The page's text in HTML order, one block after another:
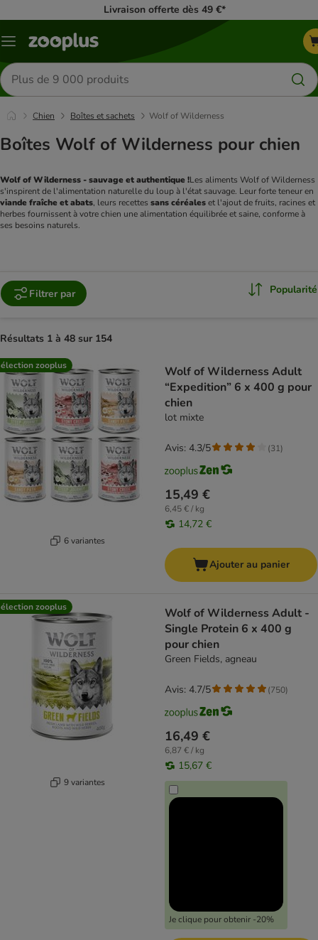
Livraison offerte dès 49 €*
Menu
Rechercher
des
produits
Chien Boîtes et sachets Wolf of Wilderness
Boîtes Wolf of Wilderness pour chien
Wolf of Wilderness - sauvage et authentique !Les aliments Wolf of Wilderness
viande fraîche et abats, leurs recettes sans céréales et l'ajout de fruits, racines et
herbes fournissent à votre chien une alimentation équilibrée et saine, conforme à
ses besoins naturels.
Filtrer par Popularité
Résultats 1 à 48 sur 154
product items have been changed
zooplus
6 variantes
Wolf of Wilderness Adult
“Expedition” 6 x 400 g pour
chien
lot mixte
15,49 €
6,45 € / kg
14,72 €
Avis: 4.3/5 (31)
Ajouter au panier
zooplus
9 variantes
Wolf of Wilderness Adult -
Single Protein 6 x 400 g
pour chien
Green Fields, agneau
16,49 €
6,87 € / kg
15,67 €
Je clique pour obtenir -20%
Avis: 4.7/5 (750)